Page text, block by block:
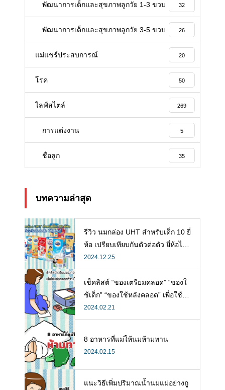
พัฒนาการเด็กและสุขภาพลูกวัย 1-3 ขวบ 32
พัฒนาการเด็กและสุขภาพลูกวัย 3-5 ขวบ 26
แม่แชร์ประสบการณ์ 20
โรค 50
ไลฟ์สไตล์ 269
การแต่งงาน 5
ชื่อลูก 35
บทความล่าสุด
รีวิว นมกล่อง UHT สำหรับเด็ก 10 ยี่
ห้อ เปรียบเทียบกันตัวต่อตัว ยี่ห้อไห
นดี พร้อมแนะวิธีการเลือกนมกล่องใ
ห้ลูก
2024.12.25
เช็คลิสต์ “ของเตรียมคลอด” “ของใ
ช้เด็ก” “ของใช้หลังคลอด” เพื่อใช้ห
ลังคลอดที่จำเป็น
2024.02.21
8 อาหารที่แม่ให้นมห้ามทาน
2024.02.15
แนะวิธีเพิ่มปริมาณน้ำนมแม่อย่างถู